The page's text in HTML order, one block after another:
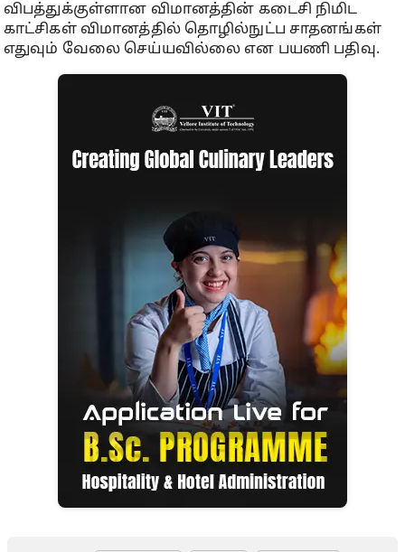
விபத்துக்குள்ளான விமானத்தின் கடைசி நிமிட
காட்சிகள் விமானத்தில் தொழில்நுட்ப சாதனங்கள்
எதுவும் வேலை செய்யவில்லை என பயணி பதிவு.